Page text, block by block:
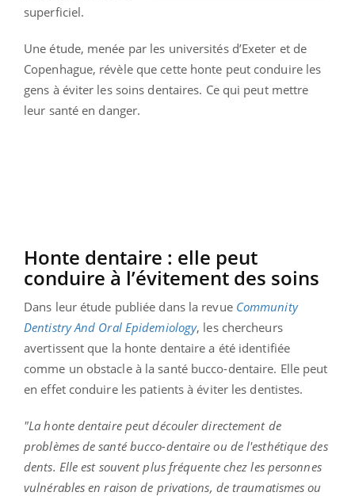
superficiel.
Une étude, menée par les universités d’Exeter et de
Copenhague, révèle que cette honte peut conduire les
gens à éviter les soins dentaires. Ce qui peut mettre
leur santé en danger.
Honte dentaire : elle peut
conduire à l’évitement des soins
Dans leur étude publiée dans la revue Community
Dentistry And Oral Epidemiology, les chercheurs
avertissent que la honte dentaire a été identifiée
comme un obstacle à la santé bucco-dentaire. Elle peut
en effet conduire les patients à éviter les dentistes.
"La honte dentaire peut découler directement de
problèmes de santé bucco-dentaire ou de l'esthétique des
dents. Elle est souvent plus fréquente chez les personnes
vulnérables en raison de privations, de traumatismes ou